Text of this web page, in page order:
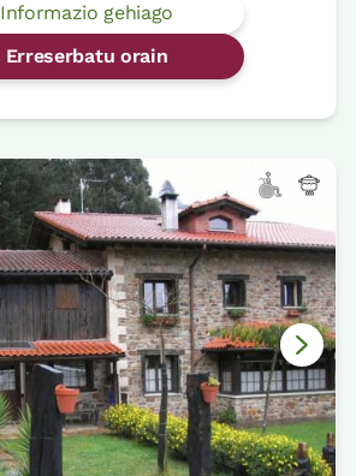
Informazio gehiago
Erreserbatu orain